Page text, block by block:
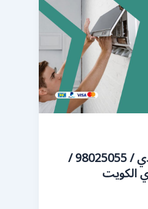
تركيب تكييف الاحمدي / 98025055 /
الكويت